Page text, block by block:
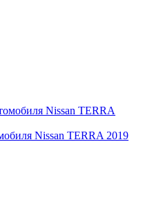
Nissan TERRA 2019